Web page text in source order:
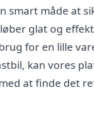
smart måde at
glat og
for en lille
kan vores
at finde det